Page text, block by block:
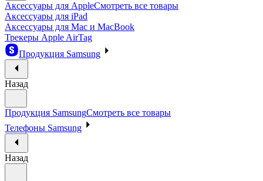
Аксессуары для AppleСмотреть все товары
Аксессуары для iPad
Аксессуары для Mac и MacBook
Трекеры Apple AirTag
Продукция Samsung
Назад
Продукция SamsungСмотреть все товары
Телефоны Samsung
Назад